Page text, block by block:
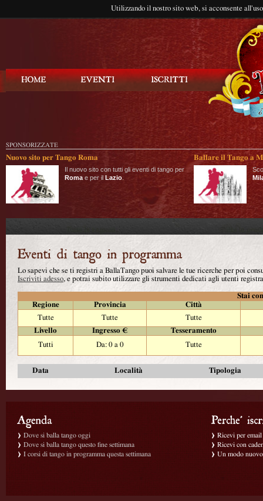
Utilizzando il nostro sito web, si acconsente
SPONSORIZZATE
Nuovo sito per Tango Roma
Il nuovo sito con tutti gli eventi di tango per
Roma e per il Lazio
Ballare il Tango a
Lo sapevi che se ti registri a BallaTango puoi salvare le tue ricerche per poi
Iscriviti adesso, e potrai subito utilizzare gli strumenti dedicati agli utenti
Stai
Regione
Provincia
Città
Tutte
Tutte
Tutte
Livello
Ingresso €
Tesseramento
Tutti
Da: 0 a 0 Tutte
Data Località Tipologia
Dove si balla tango oggi
Dove si balla tango questo fine settimana
I corsi di tango in programma questa settimana
Ricevi per
Ricevi con
Un modo